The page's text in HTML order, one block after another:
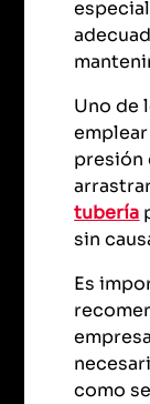
Uno de
presión
tubería
sin
Es
como